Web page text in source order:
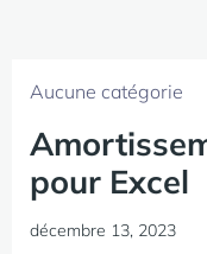
Aucune catégorie
pour Excel
décembre 13, 2023